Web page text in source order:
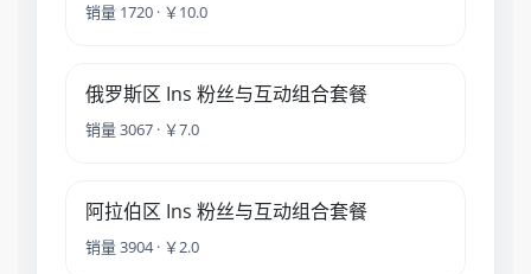
销量 1720 · ￥10.0
俄罗斯区 Ins 粉丝与互动组合套餐
销量 3067 · ￥7.0
阿拉伯区 Ins 粉丝与互动组合套餐
销量 3904 · ￥2.0